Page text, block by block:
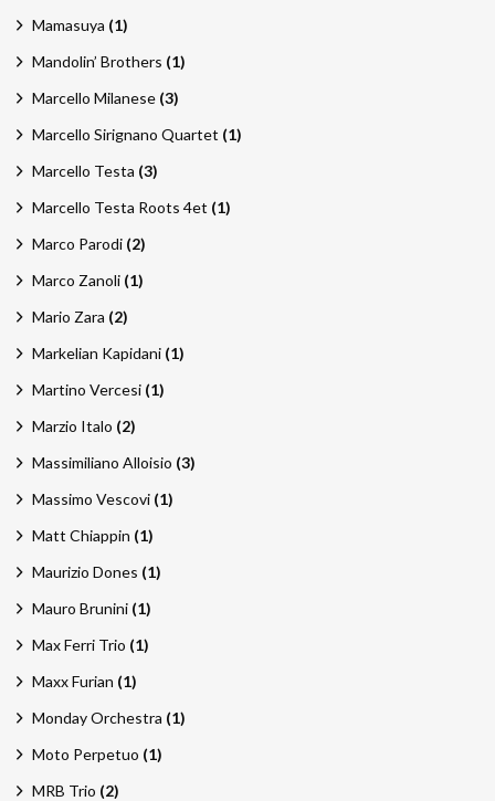
Mamasuya (1)
Mandolin’ Brothers (1)
Marcello Milanese (3)
Marcello Sirignano Quartet (1)
Marcello Testa (3)
Marcello Testa Roots 4et (1)
Marco Parodi (2)
Marco Zanoli (1)
Mario Zara (2)
Markelian Kapidani (1)
Martino Vercesi (1)
Marzio Italo (2)
Massimiliano Alloisio (3)
Massimo Vescovi (1)
Matt Chiappin (1)
Maurizio Dones (1)
Mauro Brunini (1)
Max Ferri Trio (1)
Maxx Furian (1)
Monday Orchestra (1)
Moto Perpetuo (1)
MRB Trio (2)